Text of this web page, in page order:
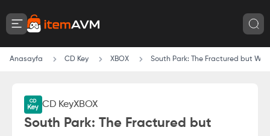
Anasayfa CD Key XBOX South Park: The Fractured but
CD KeyXBOX
South Park: The Fractured but